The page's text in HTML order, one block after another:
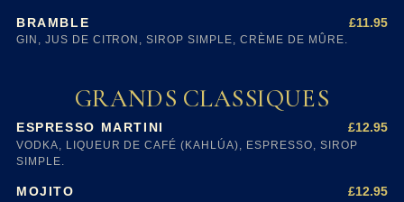
BRAMBLE £11.95
GIN, JUS DE CITRON, SIROP SIMPLE, CRÈME DE MÛRE.
GRANDS CLASSIQUES
ESPRESSO MARTINI £12.95
VODKA, LIQUEUR DE CAFÉ (KAHLÚA), ESPRESSO, SIROP
SIMPLE.
MOJITO £12.95